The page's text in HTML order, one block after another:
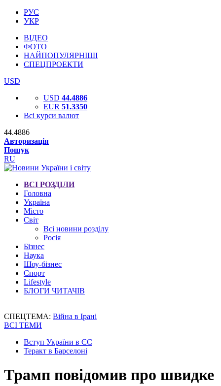
РУС
УКР
ВІДЕО
ФОТО
НАЙПОПУЛЯРНІШІ
СПЕЦПРОЕКТИ
USD
USD 44.4886
EUR 51.3350
Всі курси валют
44.4886
Авторизація
Пошук
RU
ВСІ РОЗДІЛИ
Головна
Україна
Місто
Світ
Всі новини розділу
Росія
Бізнес
Наука
Шоу-бізнес
Спорт
Lifestyle
БЛОГИ ЧИТАЧІВ
СПЕЦТЕМА: Війна в Ірані
ВСІ ТЕМИ
Вступ України в ЄС
Теракт в Барселоні
Трамп повідомив про швидке